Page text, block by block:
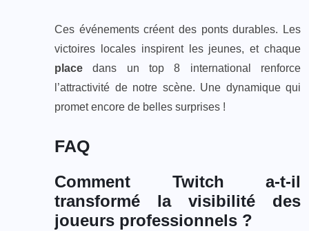
Ces événements créent des ponts durables. Les
victoires locales inspirent les jeunes, et chaque
place dans un top 8 international renforce
l’attractivité de notre scène. Une dynamique qui
promet encore de belles surprises !
FAQ
Comment Twitch a-t-il
transformé la visibilité des
joueurs professionnels ?